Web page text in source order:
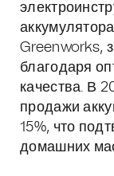
Greenworks,
благодаря
качества. В
продажи
15%, что
домашних